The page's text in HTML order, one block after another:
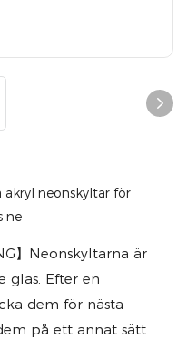
akryl neonskyltar för
ne
】Neonskyltarna är
glas. Efter en
dem för nästa
på ett annat sätt